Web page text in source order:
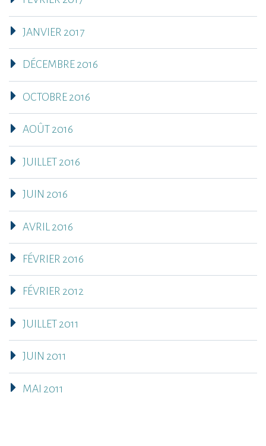
JANVIER 2017
DÉCEMBRE 2016
OCTOBRE 2016
AOÛT 2016
JUILLET 2016
JUIN 2016
AVRIL 2016
FÉVRIER 2016
FÉVRIER 2012
JUILLET 2011
JUIN 2011
MAI 2011